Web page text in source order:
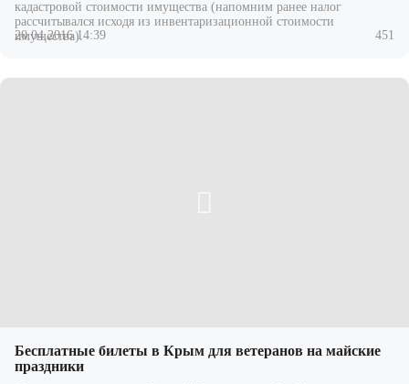
кадастровой стоимости имущества (напомним ранее налог
рассчитывался исходя из инвентаризационной стоимости
имущества).
20.04.2016 14:39 451
Бесплатные билеты в Крым для ветеранов на майские
праздники